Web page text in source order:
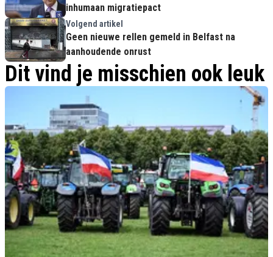
inhumaan migratiepact
Volgend artikel
Geen nieuwe rellen gemeld in Belfast na
aanhoudende onrust
Dit vind je misschien ook leuk